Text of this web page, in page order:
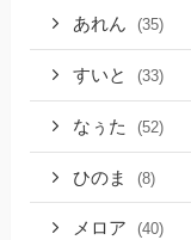
あれん (35)
すいと (33)
なぅた (52)
ひのま (8)
メロア (40)